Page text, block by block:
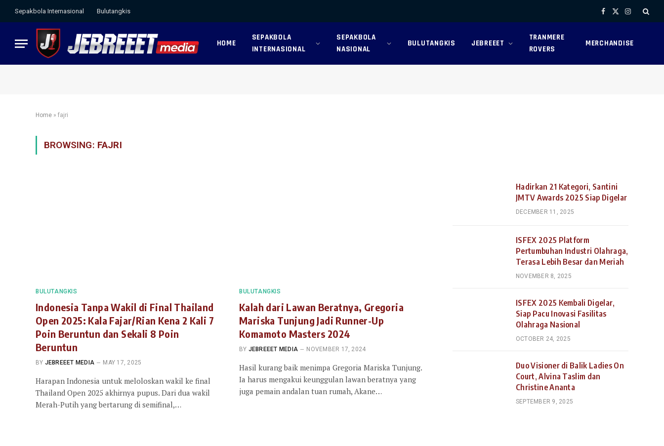
Sepakbola Internasional Bulutangkis Facebook
X
Instagram
HOME
SEPAKBOLA
INTERNASIONAL
SEPAKBOLA
NASIONAL
BULUTANGKIS JEBREEET
TRANMERE
ROVERS
MERCHANDISE
Home » fajri
BROWSING: FAJRI
BULUTANGKIS
Indonesia Tanpa Wakil di Final Thailand
Open 2025: Kala Fajar/Rian Kena 2 Kali 7
Poin Beruntun dan Sekali 8 Poin
Beruntun
BY JEBREEET MEDIA MAY 17, 2025
Harapan Indonesia untuk meloloskan wakil ke final
Thailand Open 2025 akhirnya pupus. Dari dua wakil
Merah-Putih yang bertarung di semifinal,…
BULUTANGKIS
Kalah dari Lawan Beratnya, Gregoria
Mariska Tunjung Jadi Runner-Up
Komamoto Masters 2024
BY JEBREEET MEDIA NOVEMBER 17, 2024
Hasil kurang baik menimpa Gregoria Mariska Tunjung.
Ia harus mengakui keunggulan lawan beratnya yang
juga pemain andalan tuan rumah, Akane…
Hadirkan 21 Kategori, Santini
JMTV Awards 2025 Siap Digelar
DECEMBER 11, 2025
ISFEX 2025 Platform
Pertumbuhan Industri Olahraga,
Terasa Lebih Besar dan Meriah
NOVEMBER 8, 2025
ISFEX 2025 Kembali Digelar,
Siap Pacu Inovasi Fasilitas
Olahraga Nasional
OCTOBER 24, 2025
Duo Visioner di Balik Ladies On
Court, Alvina Taslim dan
Christine Ananta
SEPTEMBER 9, 2025